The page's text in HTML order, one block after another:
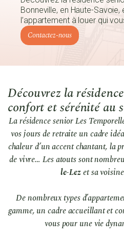
Bonneville, en Haute-
l’appartement à louer qui
Contactez-nous
Découvrez la
confort et sérénité au
La résidence senior Les
vos jours de retraite un cadre
chaleur d’un accent chantant, la
de vivre… Les atouts sont
le-Lezet sa voisine
De nombreux types
gamme, un cadre accueillant et
vous pour une vie